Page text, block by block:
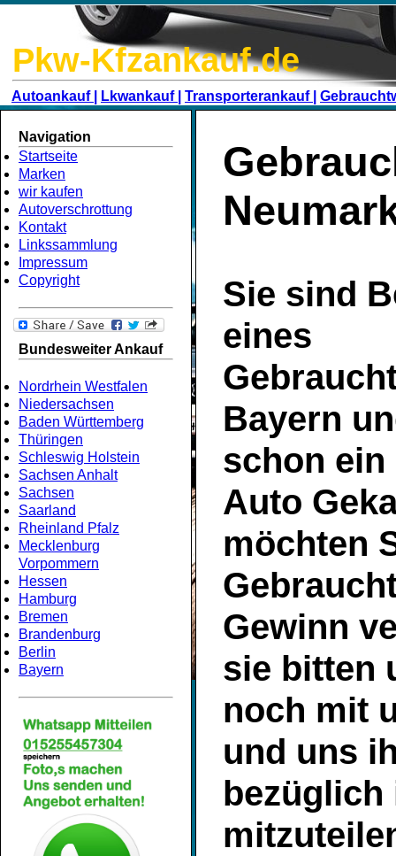
Pkw-Kfzankauf.de
Autoankauf | Lkwankauf | Transporterankauf |
Navigation
Startseite
Marken
wir kaufen
Autoverschrottung
Kontakt
Linkssammlung
Impressum
Copyright
Bundesweiter Ankauf
Nordrhein Westfalen
Niedersachsen
Baden Württemberg
Thüringen
Schleswig Holstein
Sachsen Anhalt
Sachsen
Saarland
Rheinland Pfalz
Mecklenburg
Vorpommern
Hessen
Hamburg
Bremen
Brandenburg
Berlin
Bayern
Sie sind
eines
Bayern
schon ein
Auto
möchten
Gewinn
sie bitten
noch mit
und uns